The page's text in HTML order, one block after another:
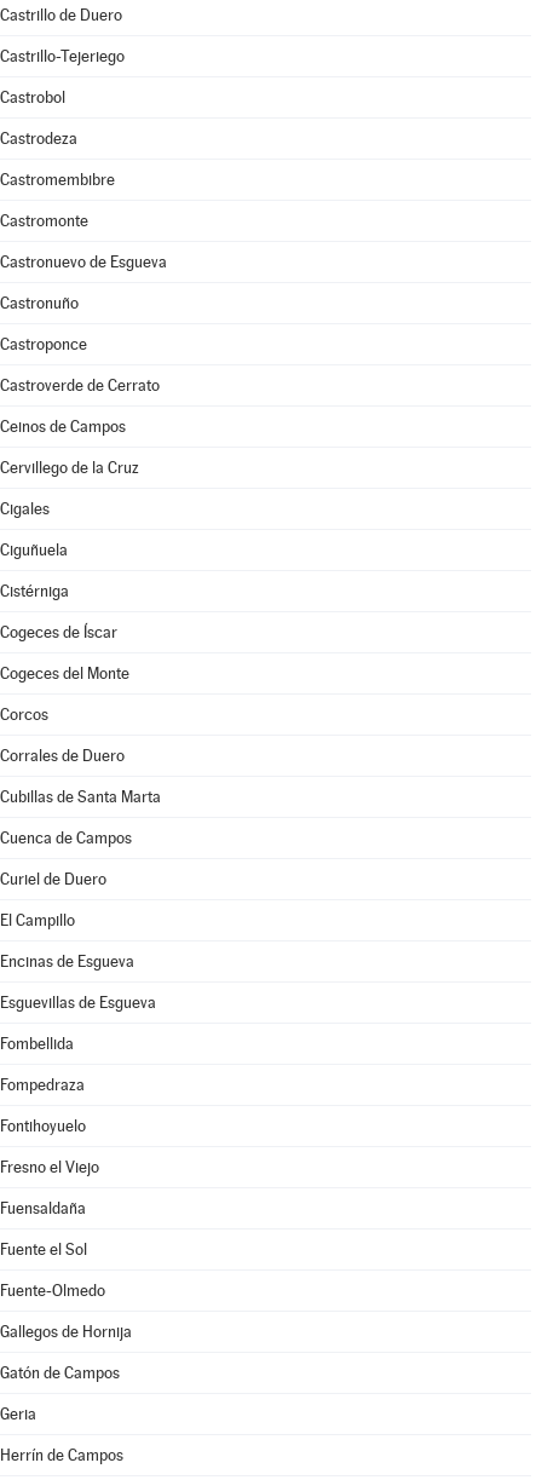
Castrillo de Duero
Castrillo-Tejeriego
Castrobol
Castrodeza
Castromembibre
Castromonte
Castronuevo de Esgueva
Castronuño
Castroponce
Castroverde de Cerrato
Ceinos de Campos
Cervillego de la Cruz
Cigales
Ciguñuela
Cistérniga
Cogeces de Íscar
Cogeces del Monte
Corcos
Corrales de Duero
Cubillas de Santa Marta
Cuenca de Campos
Curiel de Duero
El Campillo
Encinas de Esgueva
Esguevillas de Esgueva
Fombellida
Fompedraza
Fontihoyuelo
Fresno el Viejo
Fuensaldaña
Fuente el Sol
Fuente-Olmedo
Gallegos de Hornija
Gatón de Campos
Geria
Herrín de Campos